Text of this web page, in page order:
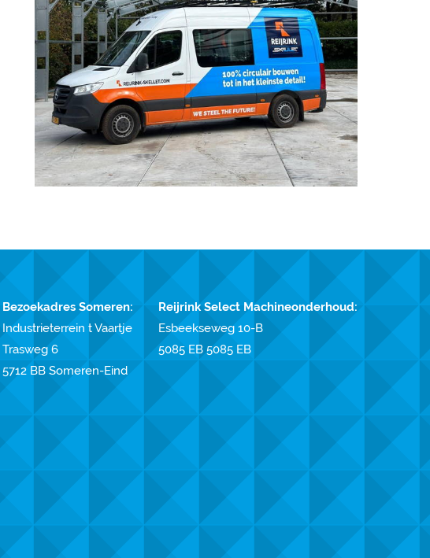
Bezoekadres Someren:
Industrieterrein t Vaartje
Trasweg 6
5712 BB Someren-Eind
Reijrink Select Machineonderhoud:
Esbeekseweg 10-B
5085 EB 5085 EB